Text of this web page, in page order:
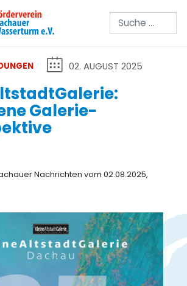
Suchen
02. AUGUST 2025
Galerie-
Nachrichten vom 02.08.2025,